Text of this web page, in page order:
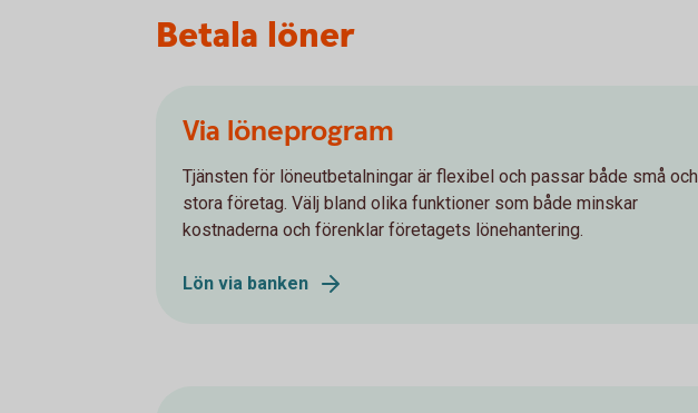
Betala löner
Via löneprogram
Tjänsten för löneutbetalningar är flexibel och passar både små och
stora företag. Välj bland olika funktioner som både minskar
kostnaderna och förenklar företagets lönehantering.
Lön via banken